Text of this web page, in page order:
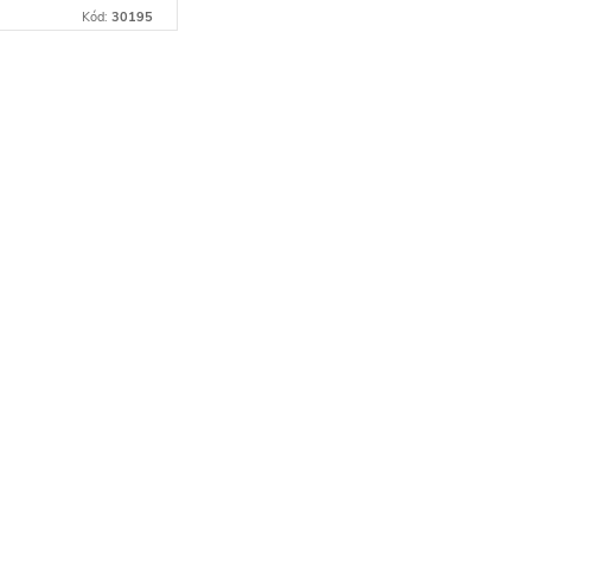
tlumí vibrace a
Kód: 30195